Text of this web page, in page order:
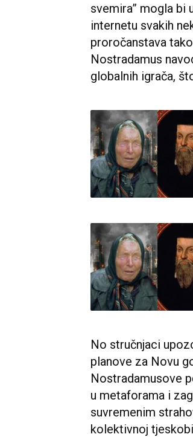
svemira” mogla bi
internetu svakih
proročanstava
Nostradamus
globalnih igrača,
No stručnjaci
planove za Novu
Nostradamusove
u metaforama i
suvremenim
kolektivnoj